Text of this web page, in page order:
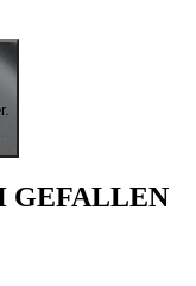
GEFALLEN